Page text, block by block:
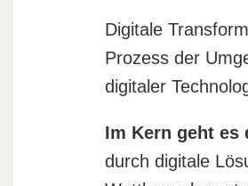
Digitale
Prozess der
digitaler
Im Kern geht es
durch digitale